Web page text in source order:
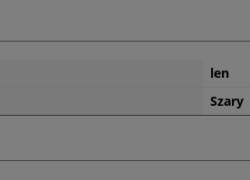
len
Szary